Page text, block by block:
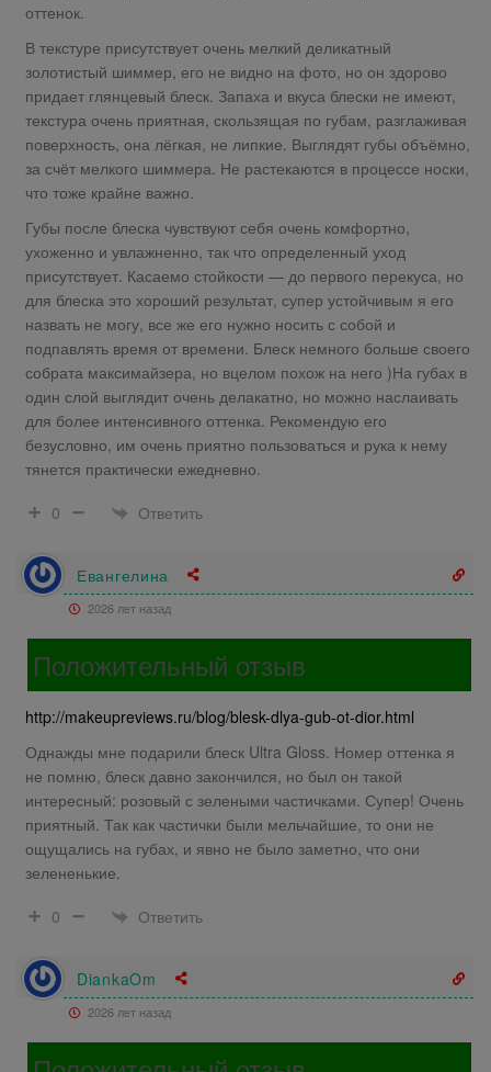
оттенок.
В текстуре присутствует очень мелкий деликатный
золотистый шиммер, его не видно на фото, но он здорово
придает глянцевый блеск. Запаха и вкуса блески не имеют,
текстура очень приятная, скользящая по губам, разглаживая
поверхность, она лёгкая, не липкие. Выглядят губы объёмно,
за счёт мелкого шиммера. Не растекаются в процессе носки,
что тоже крайне важно.
Губы после блеска чувствуют себя очень комфортно,
ухоженно и увлажненно, так что определенный уход
присутствует. Касаемо стойкости — до первого перекуса, но
для блеска это хороший результат, супер устойчивым я его
назвать не могу, все же его нужно носить с собой и
подпавлять время от времени. Блеск немного больше своего
собрата максимайзера, но вцелом похож на него )На губах в
один слой выглядит очень делакатно, но можно наслаивать
для более интенсивного оттенка. Рекомендую его
безусловно, им очень приятно пользоваться и рука к нему
тянется практически ежедневно.
0
Ответить
Евангелина
2026 лет назад
Положительный отзыв
http://makeupreviews.ru/blog/blesk-dlya-gub-ot-dior.html
Однажды мне подарили блеск Ultra Gloss. Номер оттенка я
не помню, блеск давно закончился, но был он такой
интересный: розовый с зелеными частичками. Супер! Очень
приятный. Так как частички были мельчайшие, то они не
ощущались на губах, и явно не было заметно, что они
зелененькие.
0
Ответить
DiankaOm
2026 лет назад